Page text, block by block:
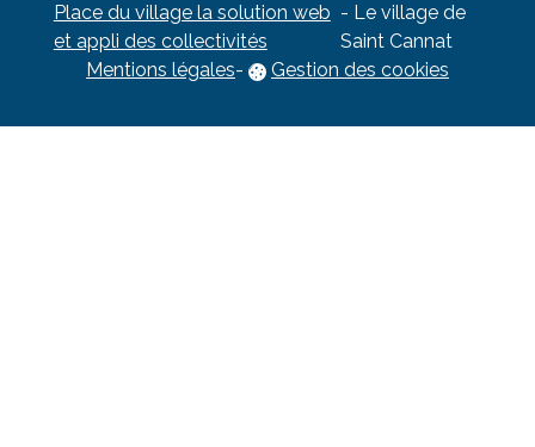
Place du village la solution web
et appli des collectivités
- Le village de
Saint Cannat
Mentions légales- Gestion des cookies